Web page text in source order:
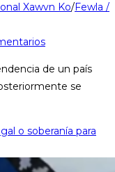
Xawvn Ko/Fewla /
de un país
se
o soberanía para